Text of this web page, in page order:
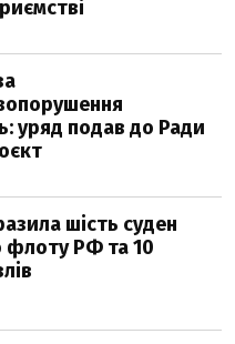
уряд подав до Ради
шість суден
флоту РФ та 10